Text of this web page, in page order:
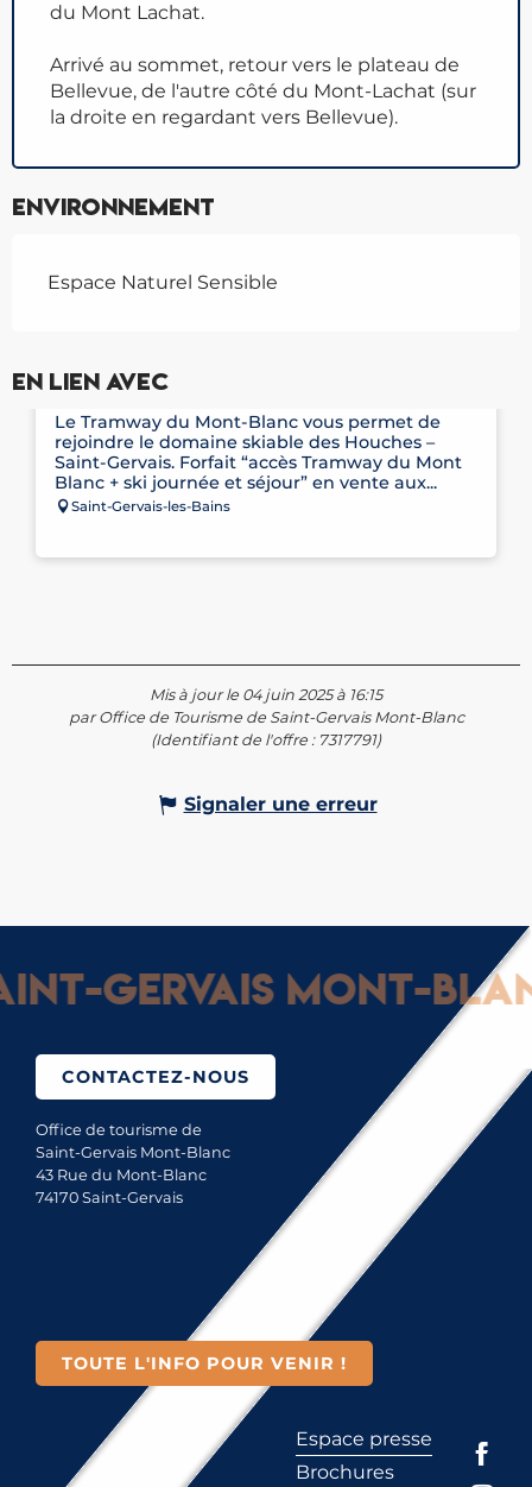
du Mont Lachat.
Arrivé au sommet, retour vers le plateau de
Bellevue, de l'autre côté du Mont-Lachat (sur
la droite en regardant vers Bellevue).
Environnement
Espace Naturel Sensible
En lien avec
TRAMWAY DU MONT-BLANC
Le Tramway du Mont-Blanc vous permet de
rejoindre le domaine skiable des Houches –
Saint-Gervais. Forfait “accès Tramway du Mont
Blanc + ski journée et séjour” en vente aux...
Saint-Gervais-les-Bains
Mis à jour le 04 juin 2025 à 16:15
par Office de Tourisme de Saint-Gervais Mont-Blanc
(Identifiant de l'offre : 7317791)
Signaler une erreur
Gervais Mont-
CONTACTEZ-NOUS
Office de tourisme de
Saint-Gervais Mont-Blanc
43 Rue du Mont-Blanc
74170 Saint-Gervais
TOUTE L'INFO POUR VENIR !
Espace presse
Brochures